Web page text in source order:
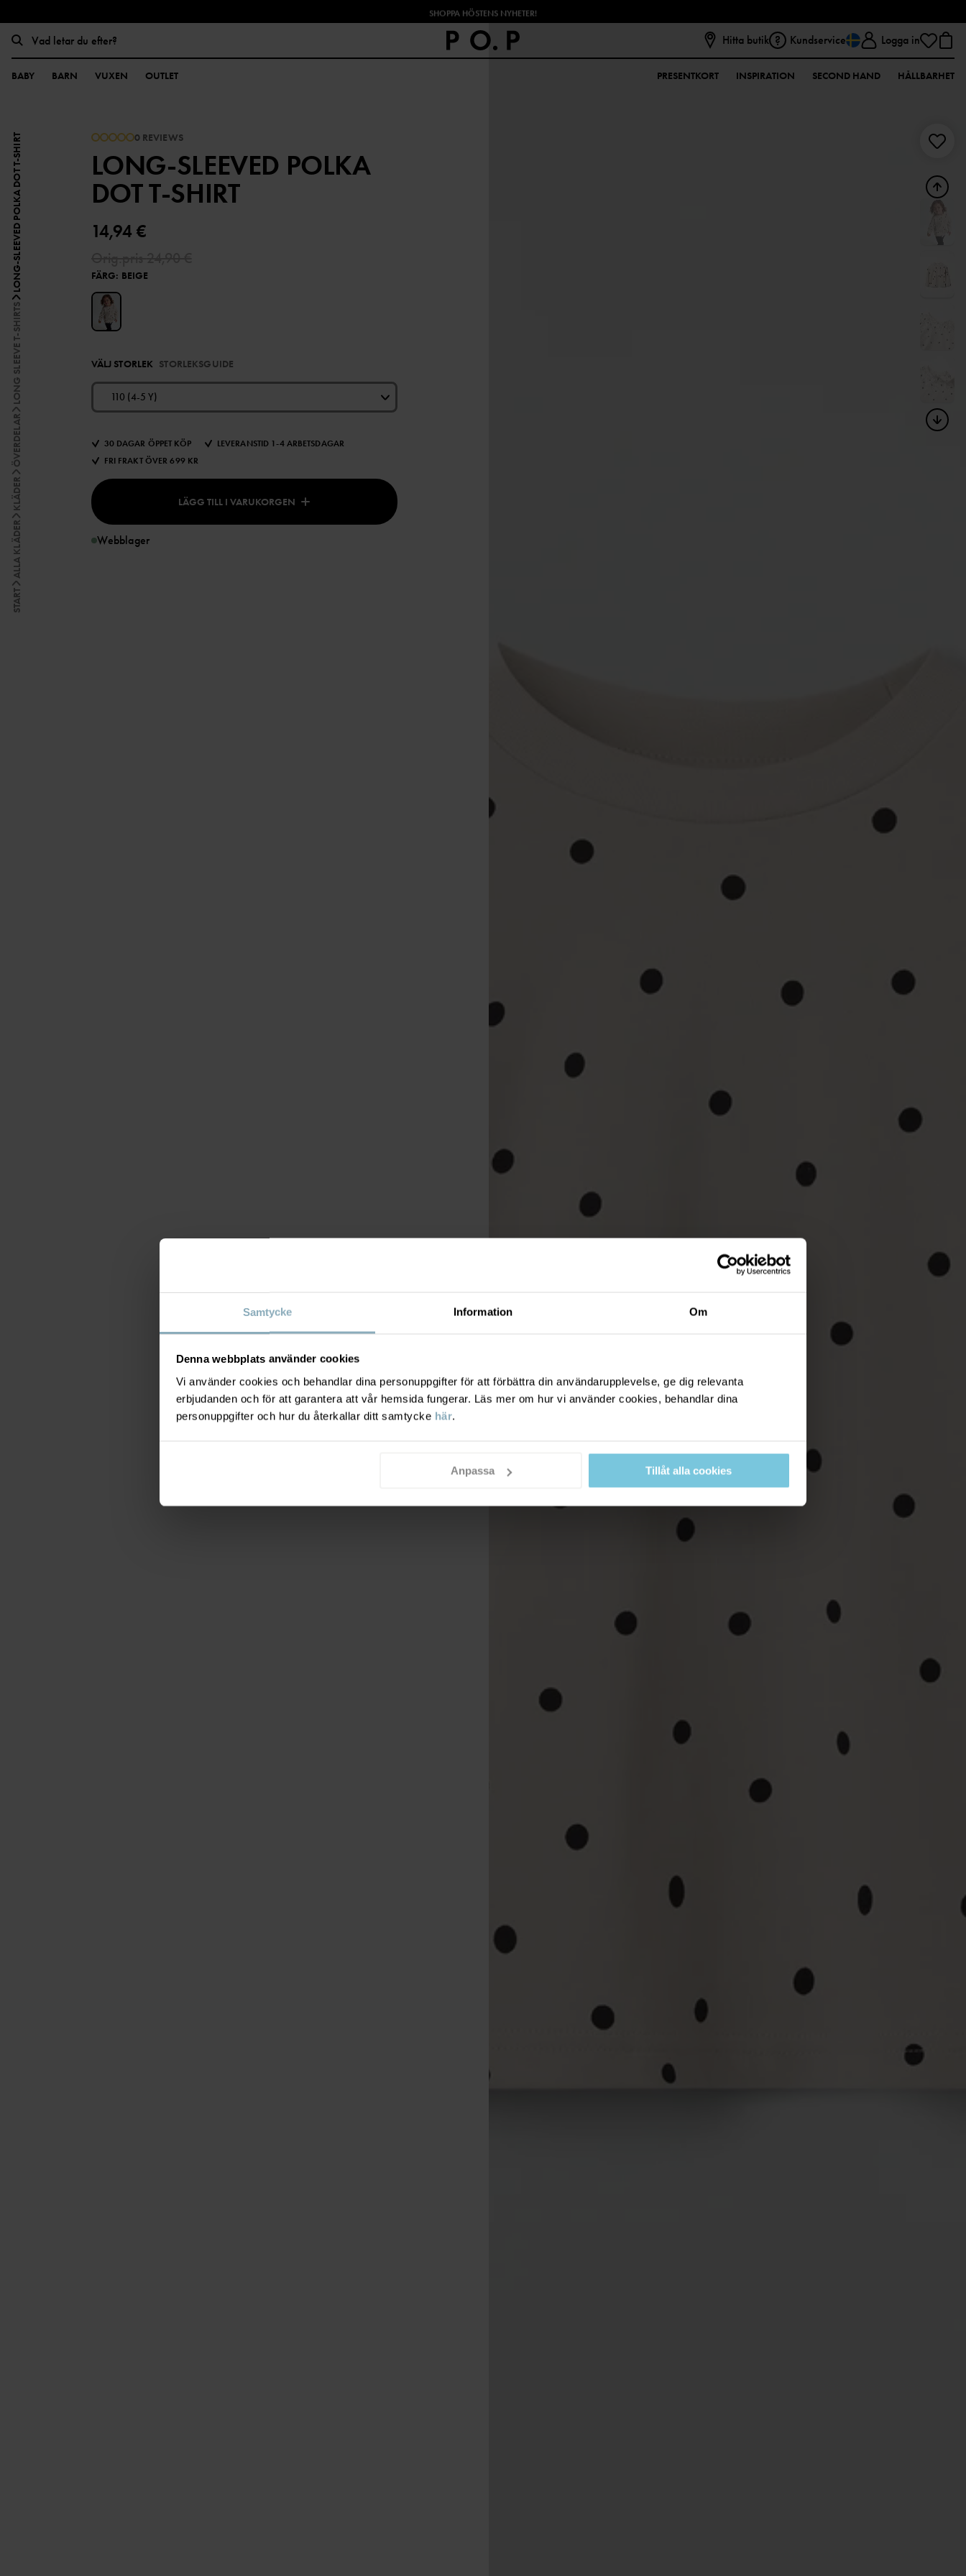
Samtycke Information Om
Denna webbplats använder cookies
Vi använder cookies och behandlar dina personuppgifter för att förbättra din användarupplevelse, ge dig relevanta
erbjudanden och för att garantera att vår hemsida fungerar. Läs mer om hur vi använder cookies, behandlar dina
personuppgifter och hur du återkallar ditt samtycke här.
Anpassa Tillåt alla cookies
SHOPPA HÖSTENS NYHETER!
Hitta butik Kundservice Logga in
BABY BARN VUXEN OUTLET PRESENTKORT INSPIRATION SECOND HAND HÅLLBARHET
START
ALLA KLÄDER
KLÄDER
ÖVERDELAR
LONG SLEEVE T-SHIRTS
LONG-SLEEVED POLKA DOT T-SHIRT 0 REVIEWS
LONG-SLEEVED POLKA
DOT T-SHIRT
14,94 €
FÄRG: BEIGE
VÄLJ STORLEK STORLEKSGUIDE
110 (4-5 Y)
30 DAGAR ÖPPET KÖP
LEVERANSTID 1-4 ARBETSDAGAR
FRI FRAKT ÖVER 699 KR
LÄGG TILL I VARUKORGEN
Webblager